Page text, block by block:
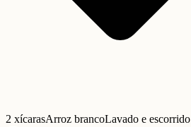
2 xícarasArroz brancoLavado e escorrido